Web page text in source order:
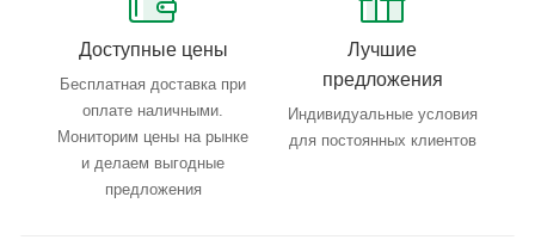
Доступные цены
Бесплатная доставка при
оплате наличными.
Мониторим цены на рынке
и делаем выгодные
предложения
Лучшие
предложения
Индивидуальные условия
для постоянных клиентов